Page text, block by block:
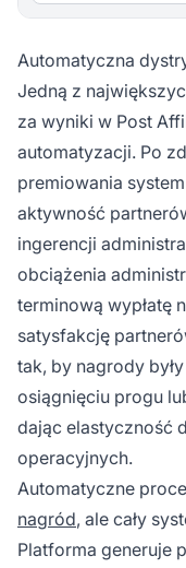
Automatyczna
Jedną z
za wyniki w Post
automatyzacji. Po
premiowania
aktywność
ingerencji
obciążenia
terminową wypłatę
satysfakcję
tak, by nagrody
osiągnięciu progu
dając elastyczność
operacyjnych.
Automatyczne
nagród, ale cały
Platforma generuje